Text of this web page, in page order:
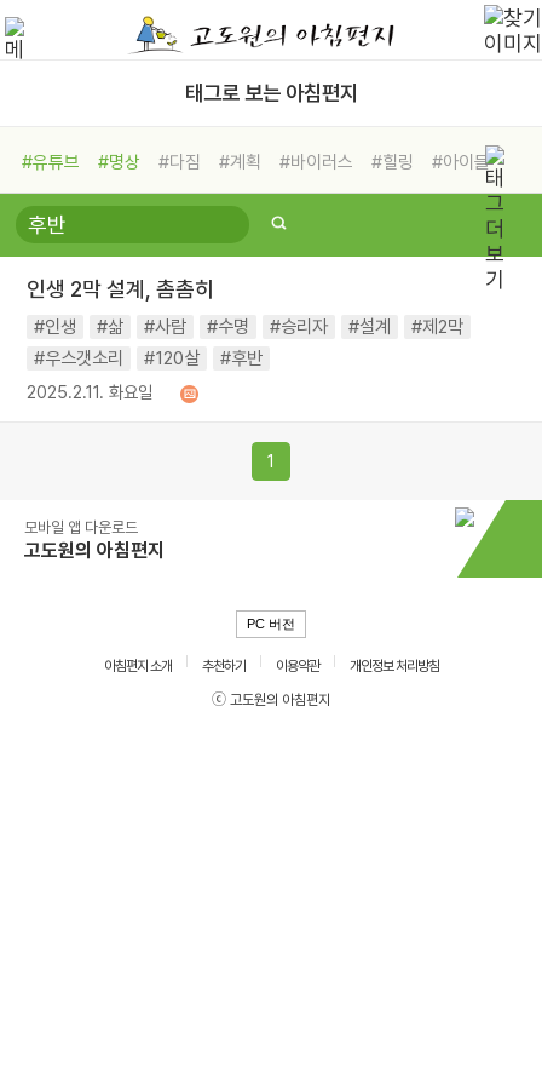
태그로 보는 아침편지
#유튜브 #명상 #다짐 #계획 #바이러스 #힐링
#아이들
#비전캠프
#독서캠프 #삶
#희망
#나눔 #친구 #링컨학교
#독서
#건강 #면역력
인생 2막 설계, 촘촘히
#인생 #삶 #사람 #수명 #승리자 #설계
#제2막
#우스갯소리
#120살 #후반
2025.2.11. 화요일
1
모바일 앱 다운로드
고도원의 아침편지
PC 버전
아침편지 소개 추천하기 이용약관
개인정보 처리방침
ⓒ 고도원의 아침편지